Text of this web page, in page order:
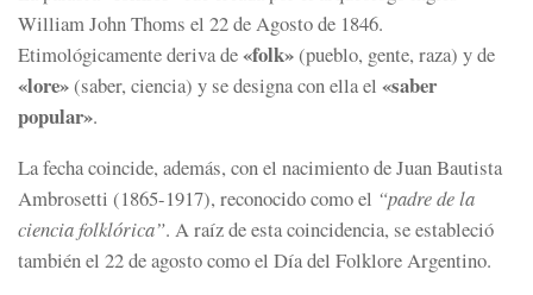
William John Thoms el 22 de Agosto de 1846.
Etimológicamente deriva de«folk»(pueblo, gente, raza) y de
«lore»(saber, ciencia) y se designa con ella el «saber
popular».
La fecha coincide, además, con el nacimiento de Juan Bautista
Ambrosetti (1865-1917), reconocido como el “padre de la
ciencia folklórica”. A raíz de esta coincidencia, se estableció
también el 22 de agosto como el Día del Folklore Argentino.